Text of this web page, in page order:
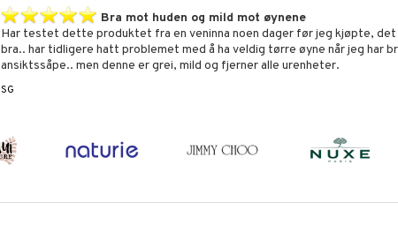
Bra mot huden og mild mot øynene
Har testet dette produktet fra en veninna noen dager før jeg kjøpte, det
bra.. har tidligere hatt problemet med å ha veldig tørre øyne når jeg har
ansiktssåpe.. men denne er grei, mild og fjerner alle urenheter.
SG